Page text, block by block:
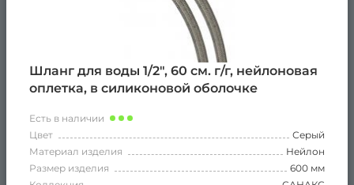
Шланг для воды 1/2", 60 см. г/г, нейлоновая
оплетка, в силиконовой оболочке
Есть в наличии
Цвет
Серый
Материал изделия
Нейлон
Размер изделия
600 мм